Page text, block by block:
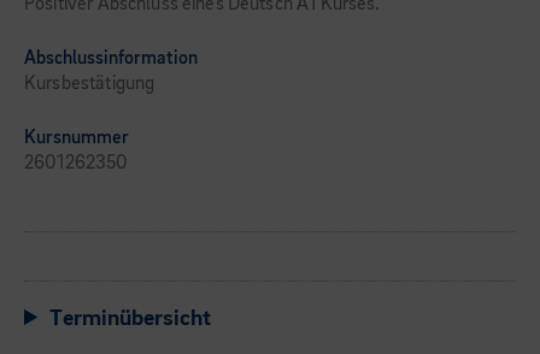
Positiver Abschluss eines Deutsch A1 Kurses.
Abschlussinformation
Kursbestätigung
Kursnummer
2601262350
Terminübersicht